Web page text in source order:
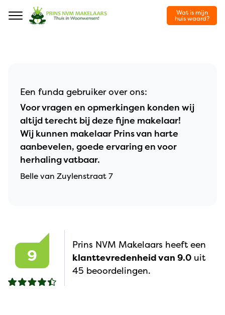
Navigation
Wat is mijn
huis waard?
Een funda gebruiker over ons:
Voor vragen en opmerkingen konden wij
altijd terecht bij deze fijne makelaar!
Wij kunnen makelaar Prins van harte
aanbevelen, goede ervaring en voor
herhaling vatbaar.
Belle van Zuylenstraat 7
9
Prins NVM Makelaars heeft een
klanttevredenheid van 9.0 uit
45 beoordelingen.